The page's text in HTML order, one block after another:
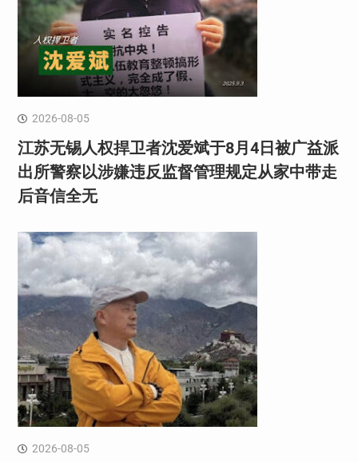
2026-08-05
江苏无锡人权捍卫者沈爱斌于8月4日被广益派
出所警察以涉嫌违反监督管理规定从家中带走
后音信全无
2026-08-05